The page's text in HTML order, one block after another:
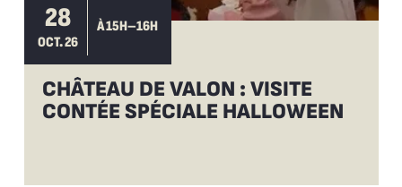
28
OCT. 26
À 15H–16H
CHÂTEAU DE VALON : VISITE
CONTÉE SPÉCIALE HALLOWEEN